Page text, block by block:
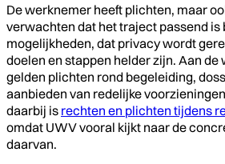
De werknemer heeft plichten, maar
verwachten dat het traject passend is
mogelijkheden, dat privacy wordt
doelen en stappen helder zijn. Aan
gelden plichten rond begeleiding,
aanbieden van redelijke
daarbij is rechten en plichten tijdens
omdat UWV vooral kijkt naar de
daarvan.